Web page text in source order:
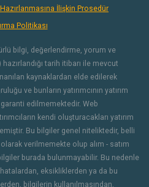
İlişkin Prosedür
Politikası
bilgi, değerlendirme, yorum ve
tarih itibarı ile mevcut
kaynaklardan elde edilerek
ve bunların yatırımcının yatırım
edilmemektedir. Web
kendi oluşturacakları yatırım
Bu bilgiler genel niteliktedir, belli
verilmemekte olup alım - satım
burada bulunmayabilir. Bu nedenle
eksikliklerden ya da bu
bilgilerin kullanılmasından,